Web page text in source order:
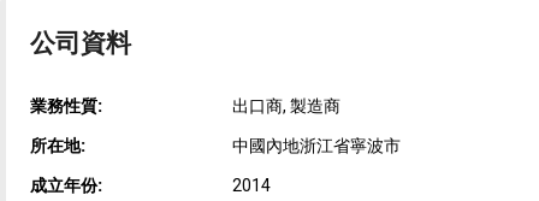
公司資料
業務性質: 出口商, 製造商
所在地: 中國內地浙江省寧波市
成立年份: 2014